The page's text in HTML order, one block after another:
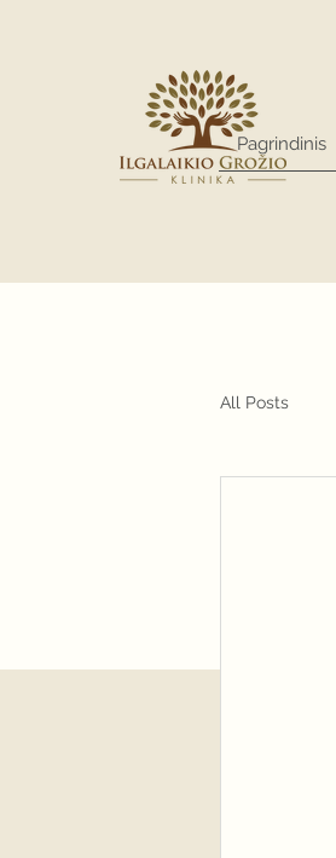
Pagrindinis
All Posts